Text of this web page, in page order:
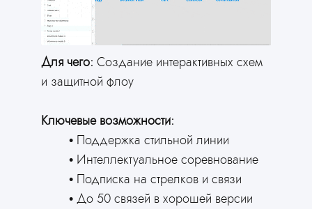
Для чего: Создание интерактивных схем
и защитной флоу
Ключевые возможности:
Поддержка стильной линии
Интеллектуальное соревнование
Подписка на стрелков и связи
До 50 связей в хорошей версии